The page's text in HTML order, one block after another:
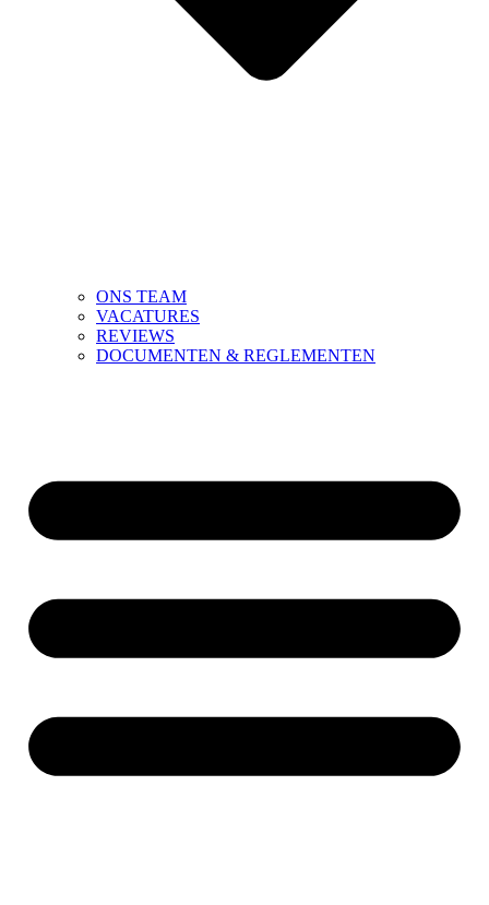
ONS TEAM
VACATURES
REVIEWS
DOCUMENTEN & REGLEMENTEN